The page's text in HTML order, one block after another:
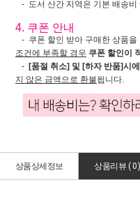
- 도서 산간 지역은 기본 배송비
4. 쿠폰 안내
- 쿠폰 할인 받아 구매한 상품을
조건에 부족할 경우 쿠폰 할인이
- [품절 취소] 및 [하자 반품]시
지 않은 금액으로 환불됩니다.
상품상세정보 상품리뷰 ( 0)